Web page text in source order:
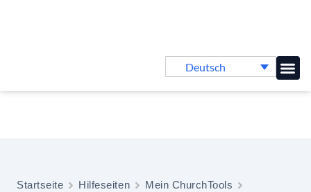
Deutsch
Startseite Hilfeseiten
Mein ChurchTools